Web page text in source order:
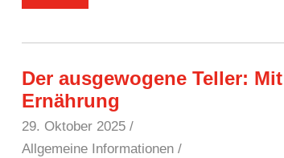
Der ausgewogene Teller:
Ernährung
29. Oktober 2025 /
Allgemeine Informationen /